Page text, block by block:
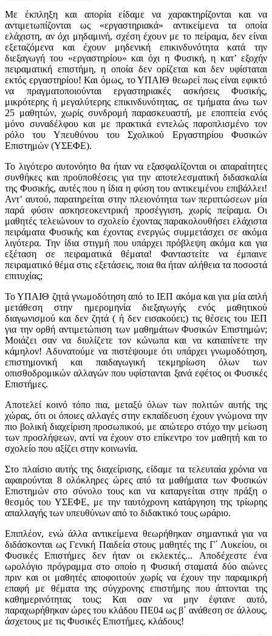
Με έκπληξη και απορία είδαμε να χαρακτηρίζονται και να
αντιμετωπίζονται ως «εργαστηριακά» αντικείμενα τα οποία
ελάχιστη, αν όχι μηδαμινή, σχέση έχουν με το πείραμα, δεν είναι
εξεταζόμενα και έχουν μηδενική επικινδυνότητα κατά την
διεξαγωγή του «εργαστηρίου» και όχι η Φυσική, η κατ’ εξοχήν
πειραματική επιστήμη, η οποία δεν ορίζεται και δεν υφίσταται
εκτός εργαστηρίου! Και όμως, το ΥΠΑΙΘ θεωρεί πως είναι εφικτό
να πραγματοποιούνται εργαστηριακές ασκήσεις Φυσικής,
μικρότερης ή μεγαλύτερης επικινδυνότητας, σε τμήματα άνω των
25 μαθητών, χωρίς συνδρομή παρασκευαστή, με εποπτεία ενός
μόνο συναδέλφου και με πρακτικά εντελώς παροπλισμένο τον
ρόλο του Υπευθύνου του Σχολικού Εργαστηρίου Φυσικών
Επιστημών (ΥΣΕΦΕ).
Το λιγότερο αυτονόητο θα ήταν να εξασφαλίζονται οι απαραίτητες
συνθήκες και προϋποθέσεις για την αποτελεσματική διδασκαλία
της Φυσικής, αυτές που η ίδια η φύση του αντικειμένου επιβάλλει!
Αντ’ αυτού, παρατηρείται στην πλειονότητα των περιπτώσεων μία
παρά φύσιν ασκησεοκεντρική προσέγγιση, χωρίς πείραμα. Οι
μαθητές τελειώνουν το σχολείο έχοντας παρακολουθήσει ελάχιστα
πειράματα Φυσικής και έχοντας ενεργώς συμμετάσχει σε ακόμα
λιγότερα. Την ίδια στιγμή που υπάρχει πρόβλεψη ακόμα και για
εξέταση σε πειραματικά θέματα! Φανταστείτε να έμπαινε
πειραματικό θέμα στις εξετάσεις, ποια θα ήταν αλήθεια τα ποσοστά
επιτυχίας;
Το ΥΠΑΙΘ ζητά γνωμοδότηση από το ΙΕΠ ακόμα και για μία απλή
μετάθεση στην ημερομηνία διεξαγωγής ενός μαθητικού
διαγωνισμού και δεν ζητά ( ή δεν εισακούει;) τις θέσεις του ΙΕΠ
για την ορθή αντιμετώπιση των μαθημάτων Φυσικών Επιστημών;
Μοιάζει σαν να διυλίζετε τον κώνωπα και να καταπίνετε την
κάμηλον! Αδυνατούμε να πιστέψουμε ότι υπάρχει γνωμοδότηση,
επιστημονική και παιδαγωγική τεκμηρίωση όλων των
οπισθοδρομικών αλλαγών που υφίστανται ξανά εφέτος οι Φυσικές
Επιστήμες.
Αποτελεί κοινό τόπο πια, μεταξύ όλων των πολιτών αυτής της
χώρας, ότι οι όποιες αλλαγές στην εκπαίδευση έχουν γνώμονα την
πιο βολική διαχείριση προσωπικού, με απώτερο στόχο την μείωση
των προσλήψεων, αντί να έχουν στο επίκεντρο τον μαθητή και το
σχολείο που αξίζει στην κοινωνία.
Στο πλαίσιο αυτής της διαχείρισης, είδαμε τα τελευταία χρόνια να
αφαιρούνται 8 ολόκληρες ώρες από τα μαθήματα των Φυσικών
Επιστημών στο σύνολο τους και να καταργείται στην πράξη ο
θεσμός του ΥΣΕΦΕ, με την ταυτόχρονη κατάργηση της τρίωρης
απαλλαγής των υπευθύνων από το διδακτικό τους ωράριο.
Επιπλέον, ενώ άλλα αντικείμενα θεωρήθηκαν σημαντικά για να
διδάσκονται ως Γενική Παιδεία στους μαθητές της Γ΄ Λυκείου, οι
Φυσικές Επιστήμες δεν ήταν οι εκλεκτές... Αποδέχεστε ένα
ωρολόγιο πρόγραμμα στο οποίο η Φυσική σταματά δύο αιώνες
πριν και οι μαθητές αποφοιτούν χωρίς να έχουν την παραμικρή
επαφή με θέματα της σύγχρονης επιστήμης που άπτονται της
καθημερινότητας τους; Και σαν να μην έφτανε αυτό,
παραχωρήθηκαν ώρες του κλάδου ΠΕ04 ως β΄ ανάθεση σε άλλους,
άσχετους με τις Φυσικές Επιστήμες, κλάδους!